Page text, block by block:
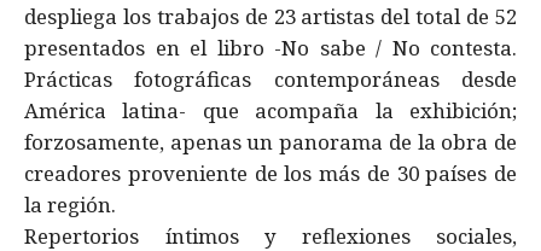
despliega los trabajos de 23 artistas del total de 52
presentados en el libro -No sabe / No contesta.
Prácticas fotográficas contemporáneas desde
América latina- que acompaña la exhibición;
forzosamente, apenas un panorama de la obra de
creadores proveniente de los más de 30 países de
la región.
Repertorios íntimos y reflexiones sociales,